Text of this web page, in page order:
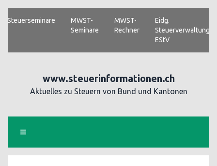
Steuerseminare
MWST-
Seminare
MWST-
Rechner
Eidg.
Steuerverwaltung
EStV
www.steuerinformationen.ch
Aktuelles zu Steuern von Bund und Kantonen